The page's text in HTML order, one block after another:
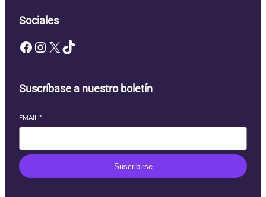
Sociales
Facebook Instagram X TikTok
Suscríbase a nuestro boletín
EMAIL *
Suscribirse